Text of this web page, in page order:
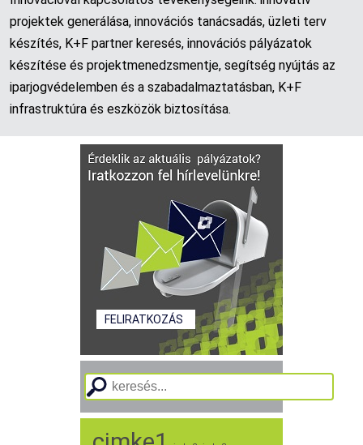
projektek generálása, innovációs tanácsadás, üzleti terv
készítés, K+F partner keresés, innovációs pályázatok
készítése és projektmenedzsmentje, segítség nyújtás az
iparjogvédelemben és a szabadalmaztatásban, K+F
infrastruktúra és eszközök biztosítása.
FELIRATKOZÁS